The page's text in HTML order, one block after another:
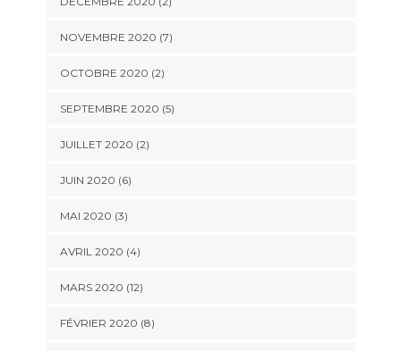
NOVEMBRE 2020 (7)
OCTOBRE 2020 (2)
SEPTEMBRE 2020 (5)
JUILLET 2020 (2)
JUIN 2020 (6)
MAI 2020 (3)
AVRIL 2020 (4)
MARS 2020 (12)
FÉVRIER 2020 (8)